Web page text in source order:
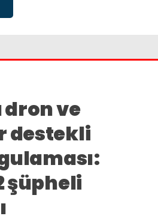
dron ve
destekli
şüpheli